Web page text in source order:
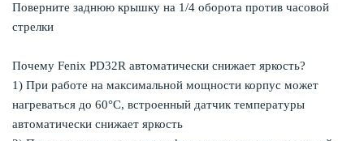
Поверните заднюю крышку на 1/4 оборота против часовой
стрелки
Почему Fenix PD32R автоматически снижает яркость?
1) При работе на максимальной мощности корпус может
нагреваться до 60°C, встроенный датчик температуры
автоматически снижает яркость